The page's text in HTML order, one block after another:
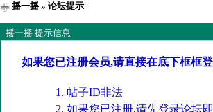
摇一摇» 论坛提示
摇一摇 提示信息
如果您已注册会员,请直接在底下框框
帖子ID非法
如果您已注册,请先登录论坛